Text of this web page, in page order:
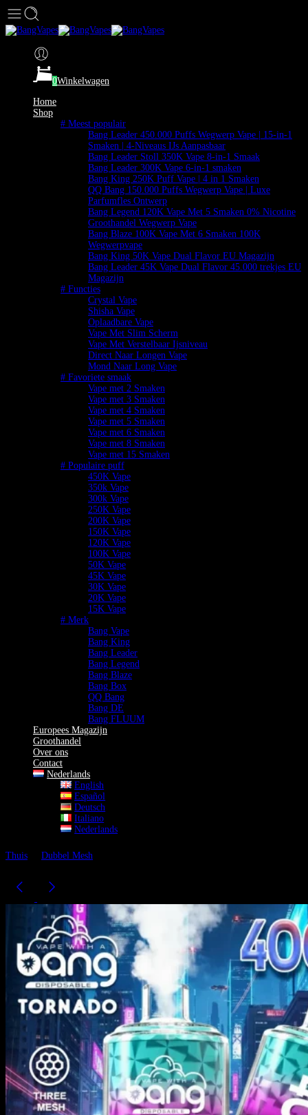
0Winkelwagen
Home
Shop
# Meest populair
Bang Leader 450.000 Puffs Wegwerp Vape | 15-in-1
Smaken | 4-Niveaus IJs Aanpasbaar
Bang Leader Stoll 350K Vape 8-in-1 Smaak
Bang Leader 300K Vape 6-in-1 smaken
Bang King 250K Puff Vape | 4 in 1 Smaken
QQ Bang 150.000 Puffs Wegwerp Vape | Luxe
Parfumfles Ontwerp
Bang Legend 120K Vape Met 5 Smaken 0% Nicotine
Groothandel Wegwerp Vape
Bang Blaze 100K Vape Met 6 Smaken 100K
Wegwerpvape
Bang King 50K Vape Dual Flavor EU Magazijn
Bang Leader 45K Vape Dual Flavor 45.000 trekjes EU
Magazijn
# Functies
Crystal Vape
Shisha Vape
Oplaadbare Vape
Vape Met Slim Scherm
Vape Met Verstelbaar Ijsniveau
Direct Naar Longen Vape
Mond Naar Long Vape
# Favoriete smaak
Vape met 2 Smaken
Vape met 3 Smaken
Vape met 4 Smaken
Vape met 5 Smaken
Vape met 6 Smaken
Vape met 8 Smaken
Vape met 15 Smaken
# Populaire puff
450K Vape
350k Vape
300k Vape
250K Vape
200K Vape
150K Vape
120K Vape
100K Vape
50K Vape
45K Vape
30K Vape
20K Vape
15K Vape
# Merk
Bang Vape
Bang King
Bang Leader
Bang Legend
Bang Blaze
Bang Box
QQ Bang
Bang DE
Bang FLUUM
Europees Magazijn
Groothandel
Over ons
Contact
Nederlands
English
Español
Deutsch
Italiano
Nederlands
Thuis Dubbel Mesh